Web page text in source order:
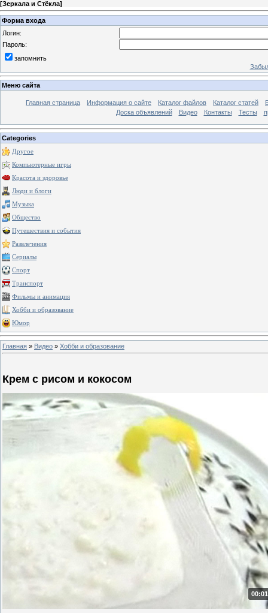
[Зеркала и Стёкла]
Форма входа
Логин:
Пароль:
запомнить
Меню сайта
Главная страница Информация о сайте Каталог файлов Каталог статей
Доска объявлений
Видео Контакты Тесты
Categories
Другое
Компьютерные игры
Красота и здоровье
Люди и блоги
Музыка
Общество
Путешествия и события
Развлечения
Сериалы
Спорт
Транспорт
Фильмы и анимация
Хобби и образование
Юмор
Главная » Видео » Хобби и образование
Крем с рисом и кокосом